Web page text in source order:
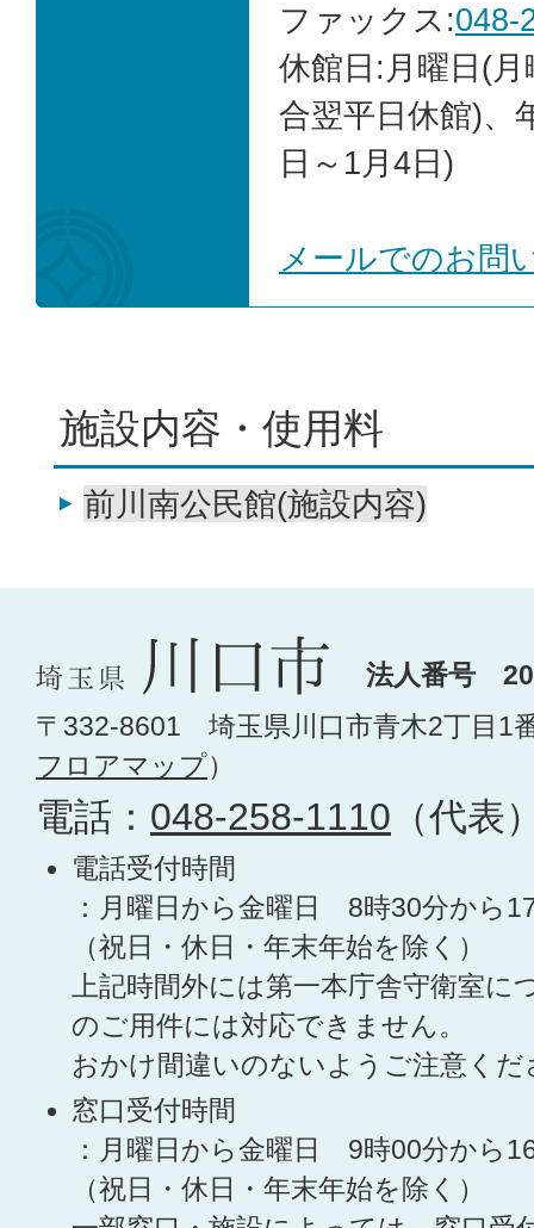
ファックス:048-
休館日:月曜日(
合翌平日休館)、
日～1月4日)
メールでのお問
施設内容・使用料
前川南公民館(施設内容)
法人番号
〒332-8601 埼玉県川口市青木2丁目1
フロアマップ）
電話： 048-258-1110 （代表
電話受付時間
：月曜日から金曜日 8時30分から
（祝日・休日・年末年始を除く）
上記時間外には第一本庁舎守衛室に
のご用件には対応できません。
おかけ間違いのないようご注意くだ
窓口受付時間
：月曜日から金曜日 9時00分から
（祝日・休日・年末年始を除く）